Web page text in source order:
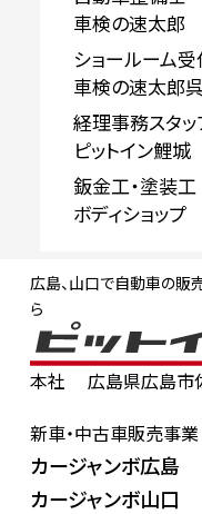
車検の速太郎
ショールーム
車検の速太郎
経理事務スタッ
ピットイン鯉
鈑金工・塗装工
ボディショッ
広島、山口で自動車の販
ら
本社
広島県広島市
新車・中古車販売事業
カージャンボ広島
カージャンボ山口